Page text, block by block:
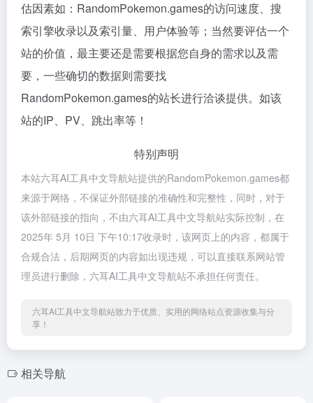
估因素如：RandomPokemon.games的访问速度、搜
索引擎收录以及索引量、用户体验等；当然要评估一个
站的价值，最主要还是需要根据您自身的需求以及需
要，一些确切的数据则需要找
RandomPokemon.games的站长进行洽谈提供。如该
站的IP、PV、跳出率等！
特别声明
本站六耳AI工具中文导航站提供的RandomPokemon.games都
来源于网络，不保证外部链接的准确性和完整性，同时，对于
该外部链接的指向，不由六耳AI工具中文导航站实际控制，在
2025年 5月 10日 下午10:17收录时，该网页上的内容，都属于
合规合法，后期网页的内容如出现违规，可以直接联系网站管
理员进行删除，六耳AI工具中文导航站不承担任何责任。
六耳AI工具中文导航站致力于优质、实用的网络站点资源收集与分
享！
相关导航